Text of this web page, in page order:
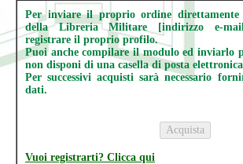
Per inviare il proprio ordine direttamente
della Libreria Militare [indirizzo e-mail
registrare il proprio profilo.
Puoi anche compilare il modulo ed inviarlo
non disponi di una casella di posta
Per successivi acquisti sarà necessario
dati.
Vuoi registrarti? Clicca qui